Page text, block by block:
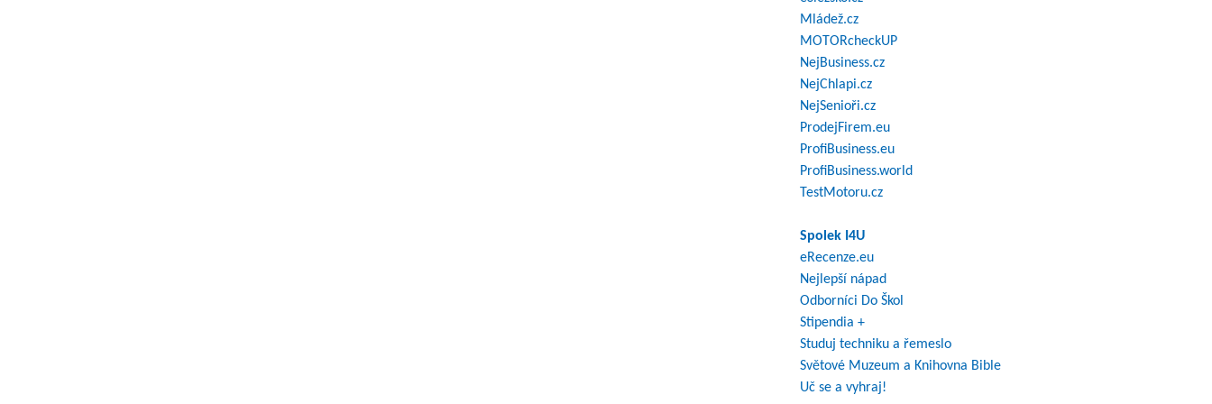
Mládež.cz
MOTORcheckUP
NejBusiness.cz
NejChlapi.cz
NejSenioři.cz
ProdejFirem.eu
ProfiBusiness.eu
ProfiBusiness.world
TestMotoru.cz
Spolek I4U
eRecenze.eu
Nejlepší nápad
Odborníci Do Škol
Stipendia +
Studuj techniku a řemeslo
Světové Muzeum a Knihovna Bible
Uč se a vyhraj!